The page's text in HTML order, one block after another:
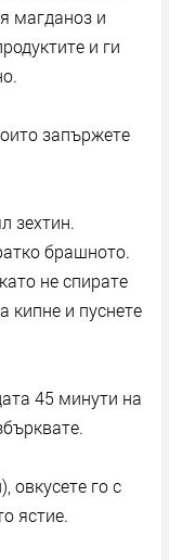
магданоз и
и ги
запържете
зехтин.
брашното.
не спирате
кипне и пуснете
45 минути на
овкусете го с
ястие.